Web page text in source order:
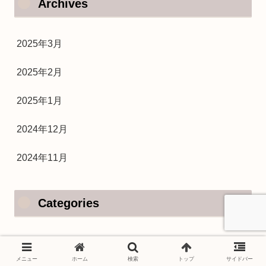
Archives
2025年3月
2025年2月
2025年1月
2024年12月
2024年11月
Categories
オンライン対戦
メニュー ホーム 検索 トップ サイドバー